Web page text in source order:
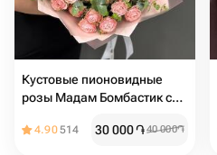
Кустовые пионовидные
розы Мадам Бомбастик с
4.90514 30 000֏40 000֏